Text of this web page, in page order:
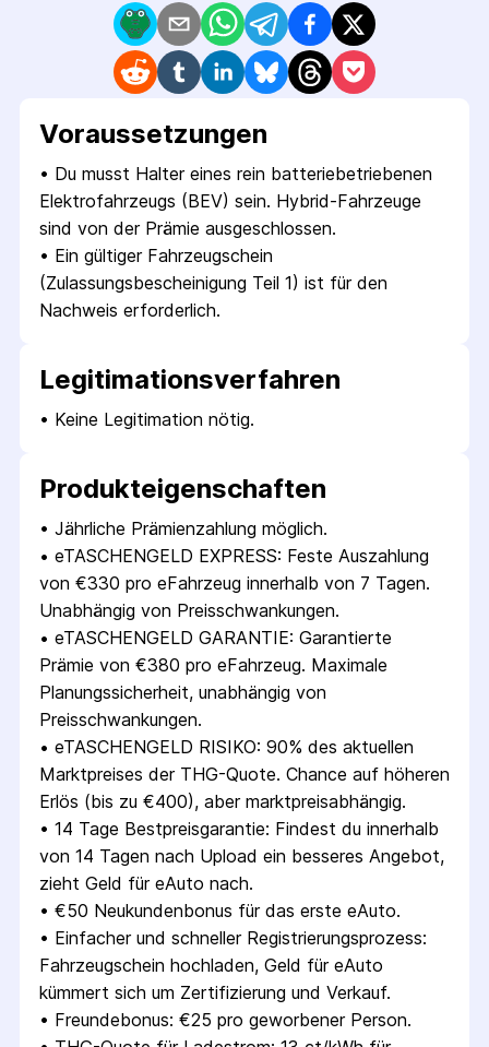
Voraus­setzungen
• Du musst Halter eines rein batteriebetriebenen
Elektrofahrzeugs (BEV) sein. Hybrid-Fahrzeuge
sind von der Prämie ausgeschlossen.
• Ein gültiger Fahrzeugschein
(Zulassungsbescheinigung Teil 1) ist für den
Nachweis erforderlich.
Legitimations­verfahren
• Keine Legitimation nötig.
Produkt­eigenschaften
• Jährliche Prämienzahlung möglich.
• eTASCHENGELD EXPRESS: Feste Auszahlung
von €330 pro eFahrzeug innerhalb von 7 Tagen.
Unabhängig von Preisschwankungen.
• eTASCHENGELD GARANTIE: Garantierte
Prämie von €380 pro eFahrzeug. Maximale
Planungssicherheit, unabhängig von
Preisschwankungen.
• eTASCHENGELD RISIKO: 90% des aktuellen
Marktpreises der THG-Quote. Chance auf höheren
Erlös (bis zu €400), aber marktpreisabhängig.
• 14 Tage Bestpreisgarantie: Findest du innerhalb
von 14 Tagen nach Upload ein besseres Angebot,
zieht Geld für eAuto nach.
• €50 Neukundenbonus für das erste eAuto.
• Einfacher und schneller Registrierungsprozess:
Fahrzeugschein hochladen, Geld für eAuto
kümmert sich um Zertifizierung und Verkauf.
• Freundebonus: €25 pro geworbener Person.